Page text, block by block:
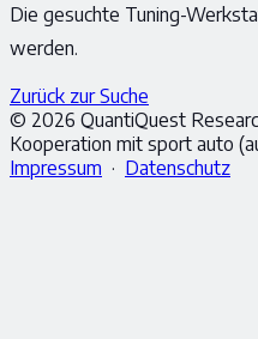
Die gesuchte Tuning-
werden.
Zurück zur Suche
© 2026 QuantiQuest
Kooperation mit sport auto
Impressum · Datenschutz